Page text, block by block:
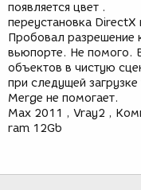
появляется цвет .
переустановка DirectX
Пробовал разрешение
вьюпорте. Не помого.
объектов в чистую
при следущей
Merge не помогает.
Max 2011 , Vray2 ,
ram 12Gb